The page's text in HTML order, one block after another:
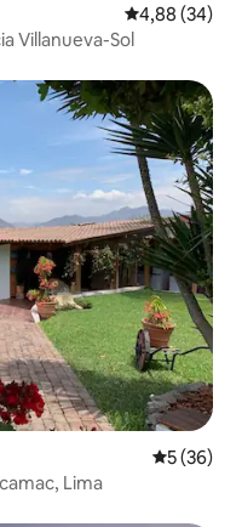
Prosječna
4,88 (34)
Villanueva-Sol
Prosječna
5 (36)
Lima